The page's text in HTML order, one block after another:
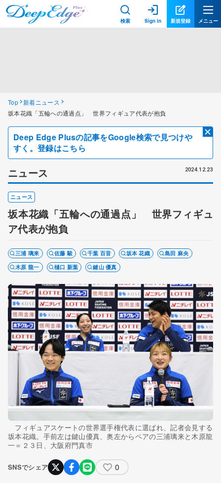
検索 Sign in 新規登録 メニュー
Top 新着ニュース
坂本花織「五輪への通過点」 世界フィギュア代表が抱負
Deep Edge Plusの記事をGoogle検索で見つけや
すく。登録はこちら
ニュース 2024.12.23
ニュース
坂本花織「五輪への通過点」 世界フィギュ
ア代表が抱負
三浦 璃来 佐藤 駿 千葉 百音 坂本 花織
島田 麻央
木原 龍一
樋口 新葉 鍵山 優真
フィギュアスケートの世界選手権代表に選ばれ、記者会見する
坂本花織。手前左は鍵山優真、奥左からペアの三浦璃来と木原龍
一＝２３日、大阪府門真市
SNSでシェア 0